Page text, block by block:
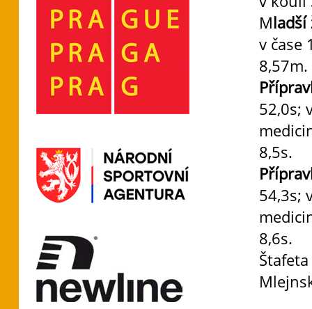
Mladší
v čase
8,57m.
52,0s;
8,5s.
54,3s;
8,6s.